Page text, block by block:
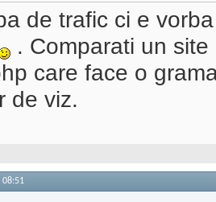
de trafic ci e
. Comparati un
care face o
de viz.
08:51